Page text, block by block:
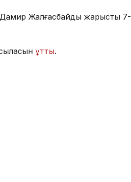
Жалғасбайдың жарыстың 7-
ұтты.